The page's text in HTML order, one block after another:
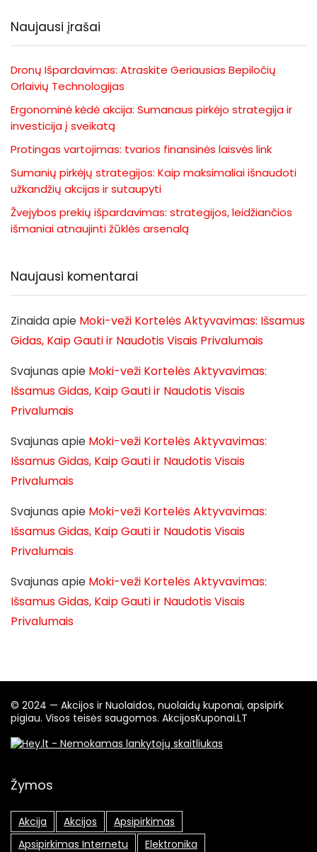
Naujausi įrašai
Dronų Išpardavimas: Atraskite Geriausias Bepiločių
Orlaivių Technologijas
Ergonominė kėdė akcija: Sumanaus pirkėjo strategija ir
investicija į sveikatą
Protingas vartojimas: tvarios finansinės laisvės link
Sumanių pirkėjų strategijos: Kaip maksimaliai išnaudoti
užkandžių akcijas ir sutaupyti
Žvejybos prekių išpardavimas: strategijos, leidžiančios
išmaniai atnaujinti žūklės arsenalą
Naujausi komentarai
Zinaidaapie Moki-veži Kortelės Aktyvavimas: Išsamus
Gidas, Kaip Gauti ir Naudotis Visais Privalumais
Svajunas apie Moki-veži Kortelės Aktyvavimas:
Išsamus Gidas, Kaip Gauti ir Naudotis Visais
Privalumais
Svajunas apie Moki-veži Kortelės Aktyvavimas:
Išsamus Gidas, Kaip Gauti ir Naudotis Visais
Privalumais
Svajunas apie Moki-veži Kortelės Aktyvavimas:
Išsamus Gidas, Kaip Gauti ir Naudotis Visais
Privalumais
Svajunas apie Moki-veži Kortelės Aktyvavimas:
Išsamus Gidas, Kaip Gauti ir Naudotis Visais
Privalumais
© 2024 — Akcijos ir Nuolaidos, nuolaidų kuponai, apsipirk
pigiau. Visos teisės saugomos. AkcijosKuponai.LT
Žymos
Akcija Akcijos
Apsipirkimas
Apsipirkimas Internetu
Elektronika